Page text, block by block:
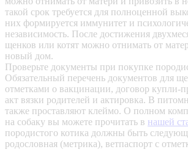
такой срок требуется для полноценной
них формируется иммунитет и
независимость. После достижения
щенков или котят можно отнимать от
новый дом.
Проверьте документы при покупке
Обязательный перечень документов для
отметками о вакцинации, договор купли-
акт вязки родителей и актировка. В
также проставляют клеймо. О полном
на собаку вы можете прочитать в нашей
породистого котика должны быть
родословная (метрика), ветпаспорт с